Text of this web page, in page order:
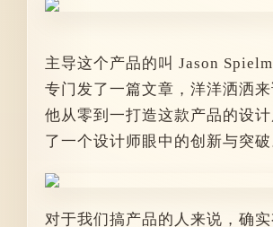
主导这个产品的叫 Jason
专门发了一篇文章，洋洋洒洒来
他从零到一打造这款产品的设
了一个设计师眼中的创新与突破
对于我们搞产品的人来说，确